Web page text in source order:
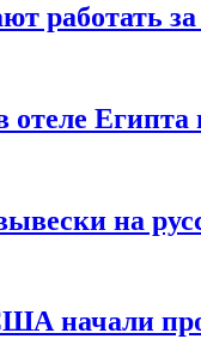
работать
на
начали